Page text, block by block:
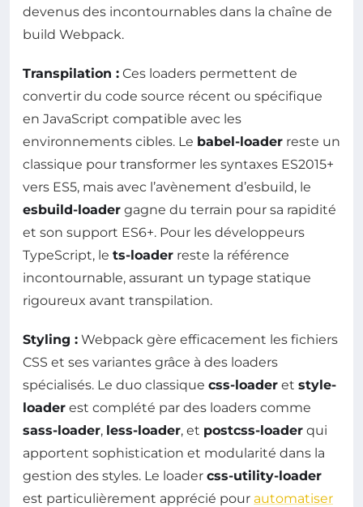
devenus des incontournables dans la chaîne de
build Webpack.
Transpilation : Ces loaders permettent de
convertir du code source récent ou spécifique
en JavaScript compatible avec les
environnements cibles. Le babel-loader reste un
classique pour transformer les syntaxes ES2015+
vers ES5, mais avec l’avènement d’esbuild, le
esbuild-loader gagne du terrain pour sa rapidité
et son support ES6+. Pour les développeurs
TypeScript, le ts-loader reste la référence
incontournable, assurant un typage statique
rigoureux avant transpilation.
Styling : Webpack gère efficacement les fichiers
CSS et ses variantes grâce à des loaders
spécialisés. Le duo classique css-loader et style-
loader est complété par des loaders comme
sass-loader, less-loader, et postcss-loader qui
apportent sophistication et modularité dans la
gestion des styles. Le loader css-utility-loader
est particulièrement apprécié pour automatiser